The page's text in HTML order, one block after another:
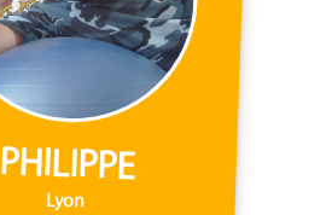
PHILIPPE
Lyon